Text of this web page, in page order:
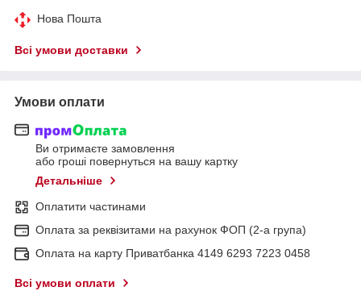
Нова Пошта
Всі умови доставки
Умови оплати
Ви отримаєте замовлення
або гроші повернуться на вашу картку
Детальніше
Оплатити частинами
Оплата за реквізитами на рахунок ФОП (2-а група)
Оплата на карту Приватбанка 4149 6293 7223 0458
Всі умови оплати